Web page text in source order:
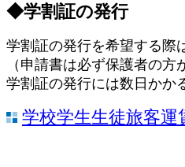
◆学割証の発行
学割証の発行を希望する際
（申請書は必ず保護者の方
学割証の発行には数日かか
学校学生生徒旅客運